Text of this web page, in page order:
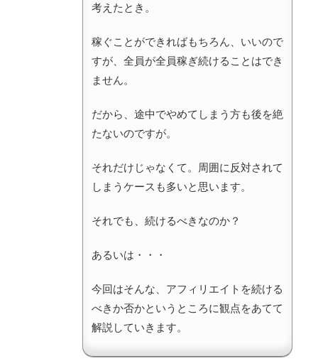
考えたとき。
稼ぐことができればもちろん、いいので
すが、全員が全員稼ぎ続けることはでき
ません。
だから、途中でやめてしまう方も後を絶
たないのですが。
それだけじゃなくて。周囲に反対されて
しまうケースも多いと思います。
それでも、続けるべきなのか？
あるいは・・・
今回はそんな、アフィリエイトを続ける
べきか否かというところに観点をあてて
解説していきます。